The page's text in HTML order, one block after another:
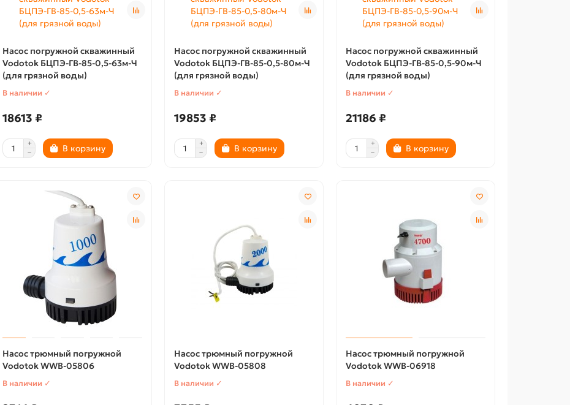
Насос погружной скважинный
Vodotok БЦПЭ-ГВ-85-0,5-63м-Ч
(для грязной воды)
В наличии ✓
18613 ₽
В корзину
Насос погружной скважинный
Vodotok БЦПЭ-ГВ-85-0,5-80м-Ч
(для грязной воды)
В наличии ✓
19853 ₽
В корзину
Насос погружной скважинный
Vodotok БЦПЭ-ГВ-85-0,5-90м-Ч
(для грязной воды)
В наличии ✓
21186 ₽
В корзину
Насос трюмный погружной
Vodotok WWB-05806
В наличии ✓
Насос трюмный погружной
Vodotok WWB-05808
В наличии ✓
Насос трюмный погружной
Vodotok WWB-06918
В наличии ✓